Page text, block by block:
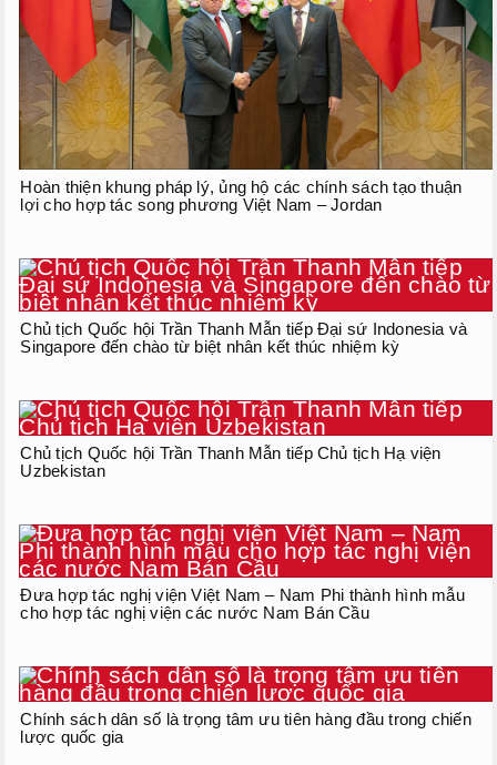
Hoàn thiện khung pháp lý, ủng hộ các chính sách tạo thuận
lợi cho hợp tác song phương Việt Nam – Jordan
Chủ tịch Quốc hội Trần Thanh Mẫn tiếp Đại sứ Indonesia và
Singapore đến chào từ biệt nhân kết thúc nhiệm kỳ
Chủ tịch Quốc hội Trần Thanh Mẫn tiếp Chủ tịch Hạ viện
Uzbekistan
Đưa hợp tác nghị viện Việt Nam – Nam Phi thành hình mẫu
cho hợp tác nghị viện các nước Nam Bán Cầu
Chính sách dân số là trọng tâm ưu tiên hàng đầu trong chiến
lược quốc gia